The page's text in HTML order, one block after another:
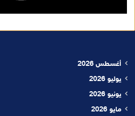
أغسطس 2026
يوليو 2026
يونيو 2026
مايو 2026